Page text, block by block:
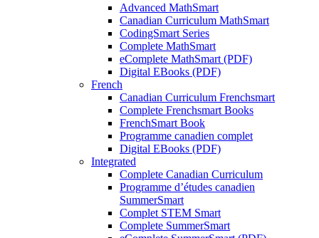
Advanced MathSmart
Canadian Curriculum MathSmart
CodingSmart Series
Complete MathSmart
eComplete MathSmart (PDF)
Digital EBooks (PDF)
French
Canadian Curriculum Frenchsmart
Complete Frenchsmart Books
FrenchSmart Book
Programme canadien complet
Digital EBooks (PDF)
Integrated
Complete Canadian Curriculum
Programme d’études canadien
SummerSmart
Complet STEM Smart
Complete SummerSmart